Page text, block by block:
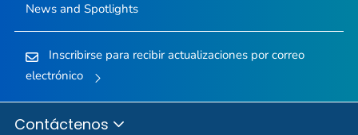
News and Spotlights
Inscribirse para recibir actualizaciones por correo
electrónico
Contáctenos